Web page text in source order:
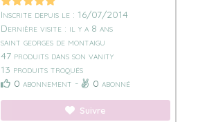
Inscrite depuis le : 16/07/2014
Dernière visite : il y a 8 ans
saint georges de montaigu
47 produits dans son vanity
13 produits troqués
0 abonnement - 0 abonné
Suivre